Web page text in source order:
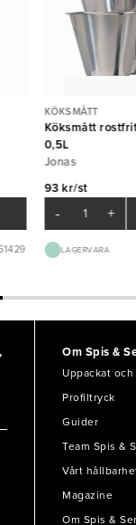
KÖKSMÅTT
Köksmått
0,5L
Jonas
93 kr/st
- +
LAGERVARA
Om Spis &
Uppackat
Profiltryck
Guider
Team Spis &
Vårt
Magazine
Om Spis &